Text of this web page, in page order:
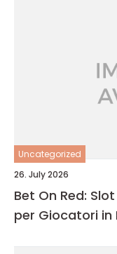
Uncategorized
26. July 2026
Bet On Red:
per Giocatori in